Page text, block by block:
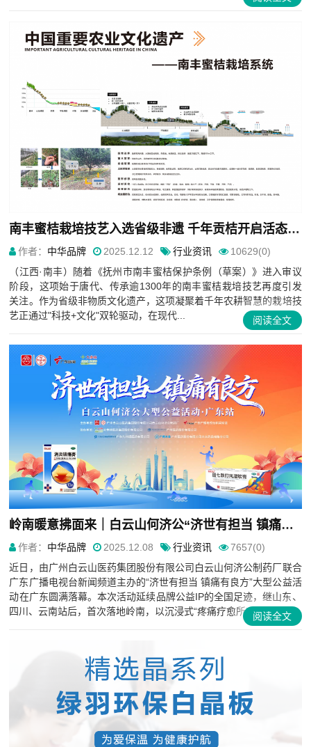
南丰蜜桔栽培技艺入选省级非遗 千年贡桔开启活态传承新篇章
作者： 中华品牌 2025.12.12 行业资讯
10629(0)
（江西·南丰）随着《抚州市南丰蜜桔保护条例（草案）》进入审议
阶段，这项始于唐代、传承逾1300年的南丰蜜桔栽培技艺再度引发
关注。作为省级非物质文化遗产，这项凝聚着千年农耕智慧的栽培技
艺正通过"科技+文化"双轮驱动，在现代...
阅读全文
岭南暖意拂面来｜白云山何济公“济世有担当 镇痛有良方”公益活动·广东站圆满收官
作者： 中华品牌 2025.12.08 行业资讯
7657(0)
近日，由广州白云山医药集团股份有限公司白云山何济公制药厂联合
广东广播电视台新闻频道主办的“济世有担当 镇痛有良方”大型公益活
动在广东圆满落幕。本次活动延续品牌公益IP的全国足迹，继山东、
四川、云南站后，首次落地岭南，以沉浸式“疼痛疗愈所”为...阅读全文